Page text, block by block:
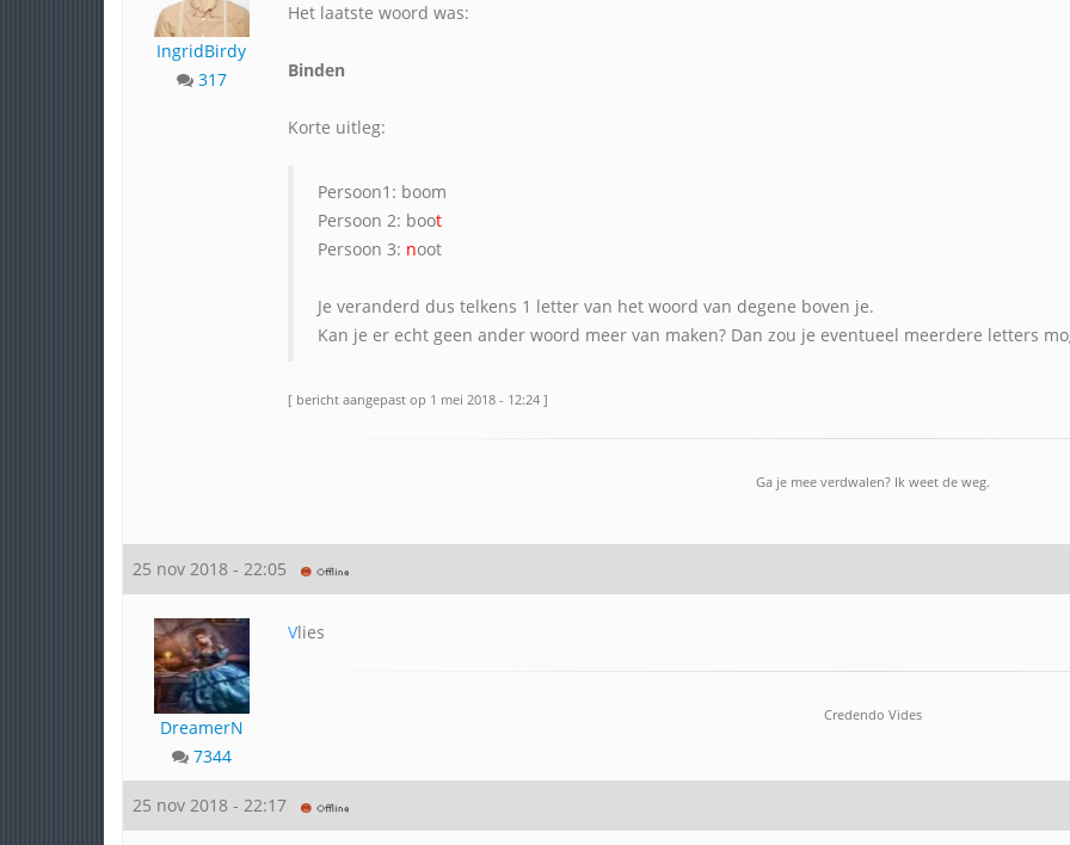
IngridBirdy
317
Het laatste woord was:
Binden
Korte uitleg:
Persoon1: boom
Persoon 2: boot
Persoon 3: noot
Je veranderd dus telkens 1 letter van het woord van degene boven je.
Kan je er echt geen ander woord meer van maken? Dan zou je eventueel meerdere letters
[ bericht aangepast op 1 mei 2018 - 12:24 ]
Ga je mee verdwalen? Ik weet de weg.
25 nov 2018 - 22:05
DreamerN
7344
Vlies
Credendo Vides
25 nov 2018 - 22:17